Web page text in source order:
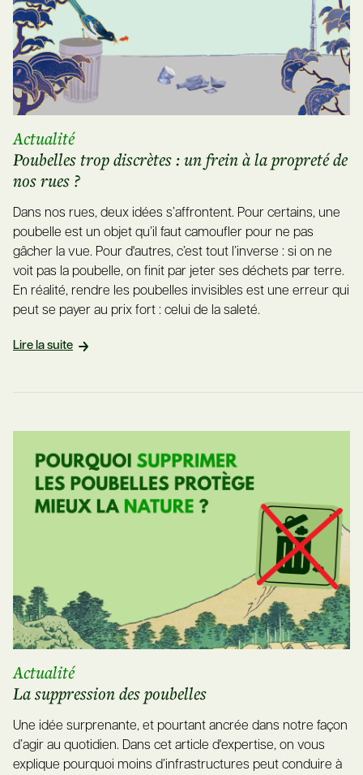
Actualité
Poubelles trop discrètes : un frein à la propreté de
nos rues ?
Dans nos rues, deux idées s’affrontent. Pour certains, une
poubelle est un objet qu’il faut camoufler pour ne pas
gâcher la vue. Pour d'autres, c’est tout l’inverse : si on ne
voit pas la poubelle, on finit par jeter ses déchets par terre.
En réalité, rendre les poubelles invisibles est une erreur qui
peut se payer au prix fort : celui de la saleté.
Lire la suite
Actualité
La suppression des poubelles
Une idée surprenante, et pourtant ancrée dans notre façon
d’agir au quotidien. Dans cet article d'expertise, on vous
explique pourquoi moins d’infrastructures peut conduire à